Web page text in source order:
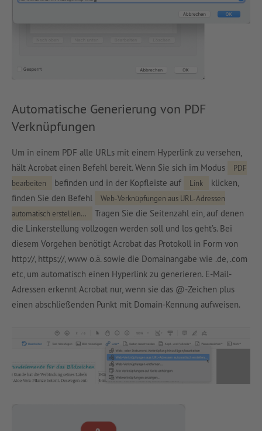
Automatische Generierung von PDF
Verknüpfungen
Um in einem PDF alle URLs mit einem Hyperlink zu versehen,
hält Acrobat einen Befehl bereit. Wenn Sie sich im Modus
PDF
bearbeiten
befinden und in der Kopfleiste auf Link
klicken,
finden Sie den Befehl
Web-Verknüpfungen aus URL-Adressen
automatisch erstellen…
Tragen Sie die Seitenzahl ein, auf denen
die Linkerstellung vollzogen werden soll und los geht’s. Bei
diesem Vorgehen benötigt Acrobat das Protokoll in Form von
http://, https://, www o.ä. sowie die Domainangabe wie .de, .com
etc, um automatisch einen Hyperlink zu generieren. E-Mail-
Adressen erkennt Acrobat nur, wenn sie das @-Zeichen plus
einen abschließenden Punkt mit Domain-Kennung aufweisen.